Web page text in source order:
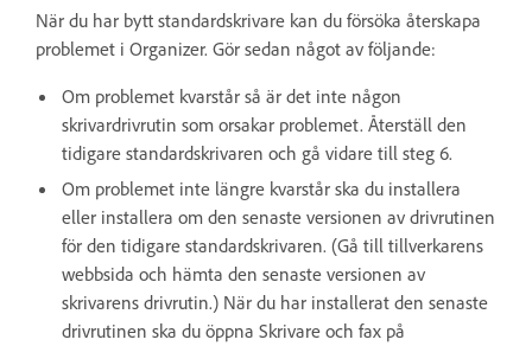
När du har bytt standardskrivare kan du försöka återskapa
problemet i Organizer. Gör sedan något av följande:
Om problemet kvarstår så är det inte någon
skrivardrivrutin som orsakar problemet. Återställ den
tidigare standardskrivaren och gå vidare till steg 6.
Om problemet inte längre kvarstår ska du installera
eller installera om den senaste versionen av drivrutinen
för den tidigare standardskrivaren. (Gå till tillverkarens
webbsida och hämta den senaste versionen av
skrivarens drivrutin.) När du har installerat den senaste
drivrutinen ska du öppna Skrivare och fax på